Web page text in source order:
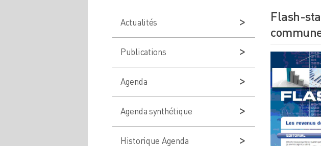
Flash-
Actualités
Publications
Agenda
Agenda synthétique
Historique Agenda